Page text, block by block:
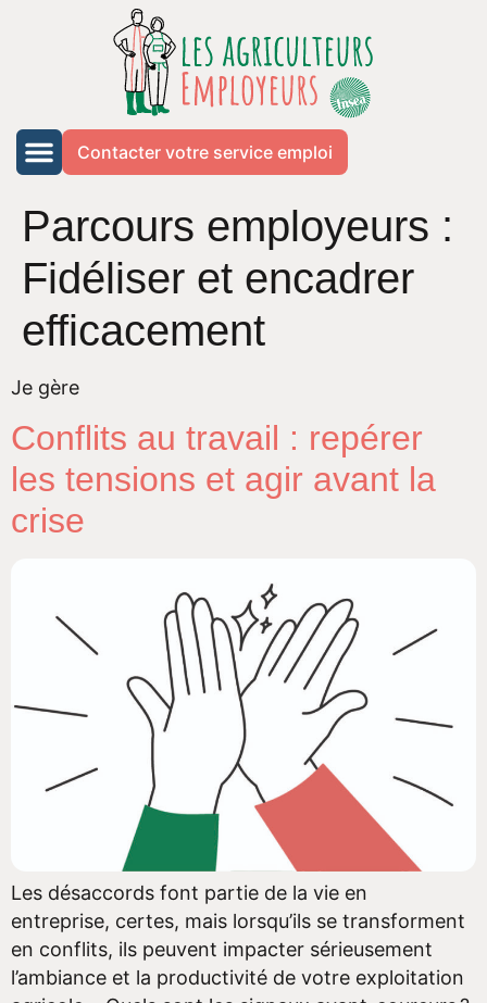
Contacter votre service emploi
Parcours employeurs :
Fidéliser et encadrer
efficacement
Je gère
Conflits au travail : repérer
les tensions et agir avant la
crise
Les désaccords font partie de la vie en
entreprise, certes, mais lorsqu’ils se transforment
en conflits, ils peuvent impacter sérieusement
l’ambiance et la productivité de votre exploitation